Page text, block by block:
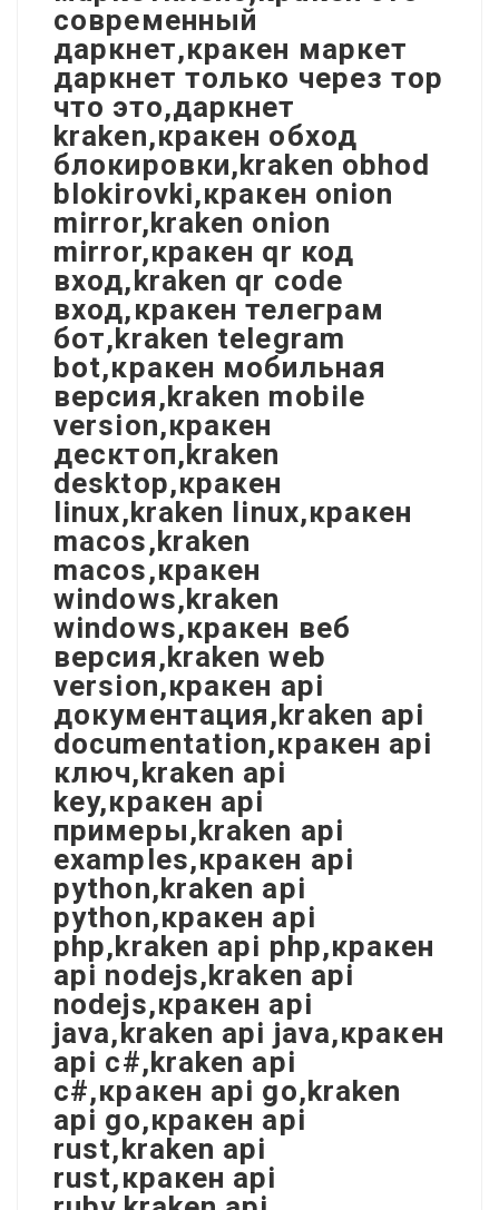
современный
даркнет,кракен маркет
даркнет только через тор
что это,даркнет
kraken,кракен обход
блокировки,kraken obhod
blokirovki,кракен onion
mirror,kraken onion
mirror,кракен qr код
вход,kraken qr code
вход,кракен телеграм
бот,kraken telegram
bot,кракен мобильная
версия,kraken mobile
version,кракен
десктоп,kraken
desktop,кракен
linux,kraken linux,кракен
macos,kraken
macos,кракен
windows,kraken
windows,кракен веб
версия,kraken web
version,кракен api
документация,kraken api
documentation,кракен api
ключ,kraken api
key,кракен api
примеры,kraken api
examples,кракен api
python,kraken api
python,кракен api
php,kraken api php,кракен
api nodejs,kraken api
nodejs,кракен api
java,kraken api java,кракен
api c#,kraken api
c#,кракен api go,kraken
api go,кракен api
rust,kraken api
rust,кракен api